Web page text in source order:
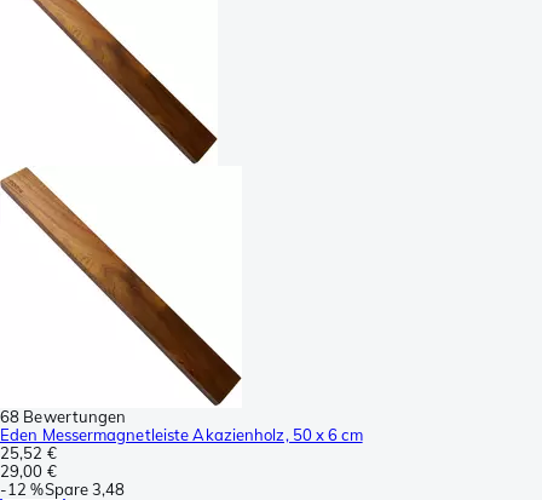
68 Bewertungen
Eden Messermagnetleiste Akazienholz, 50 x 6 cm
25,52 €
29,00 €
-12 %Spare3,48